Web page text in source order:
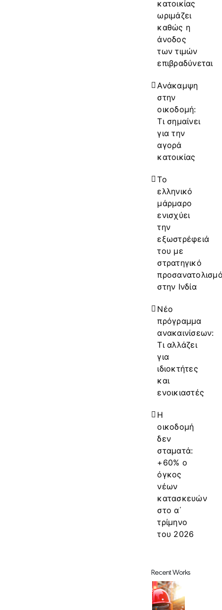
κατοικίας
ωριμάζει
καθώς η
άνοδος
των τιμών
επιβραδύνεται
Ανάκαμψη
στην
οικοδομή:
Τι σημαίνει
για την
αγορά
κατοικίας
Το
ελληνικό
μάρμαρο
ενισχύει
την
εξωστρέφειά
του με
στρατηγικό
στην Ινδία
Νέο
πρόγραμμα
ανακαινίσεων:
Τι αλλάζει
για
ιδιοκτήτες
και
ενοικιαστές
Η
οικοδομή
δεν
σταματά:
+60% ο
όγκος
νέων
κατασκευών
στο α΄
τρίμηνο
του 2026
Recent Works